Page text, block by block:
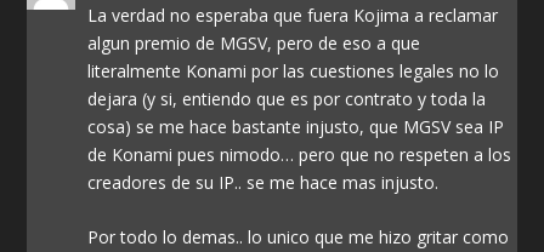
La verdad no esperaba que fuera Kojima a reclamar
algun premio de MGSV, pero de eso a que
literalmente Konami por las cuestiones legales no lo
dejara (y si, entiendo que es por contrato y toda la
cosa) se me hace bastante injusto, que MGSV sea IP
de Konami pues nimodo… pero que no respeten a los
creadores de su IP.. se me hace mas injusto.
Por todo lo demas.. lo unico que me hizo gritar como